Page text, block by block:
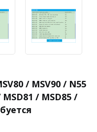
/ MSV90 / N55
/ MSD85 /